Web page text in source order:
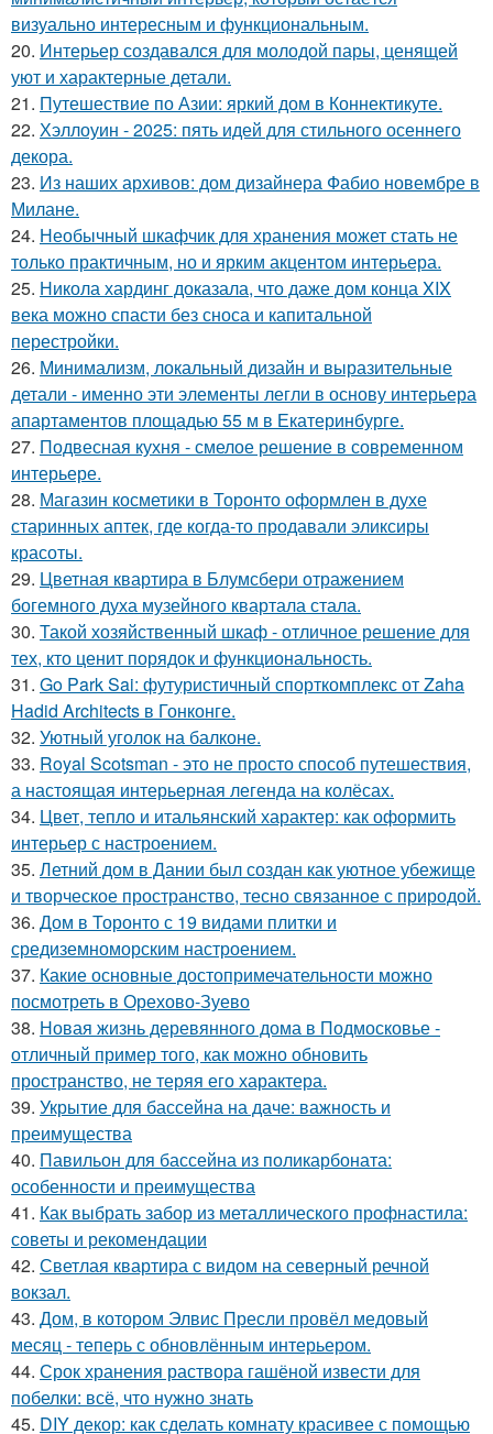
визуально интересным и функциональным.
20. Интерьер создавался для молодой пары, ценящей
уют и характерные детали.
21. Путешествие по Азии: яркий дом в Коннектикуте.
22. Хэллоуин - 2025: пять идей для стильного осеннего
декора.
23. Из наших архивов: дом дизайнера Фабио новембре в
Милане.
24. Необычный шкафчик для хранения может стать не
только практичным, но и ярким акцентом интерьера.
25. Никола хардинг доказала, что даже дом конца XIX
века можно спасти без сноса и капитальной
перестройки.
26. Минимализм, локальный дизайн и выразительные
детали - именно эти элементы легли в основу интерьера
апартаментов площадью 55 м в Екатеринбурге.
27. Подвесная кухня - смелое решение в современном
интерьере.
28. Магазин косметики в Торонто оформлен в духе
старинных аптек, где когда-то продавали эликсиры
красоты.
29. Цветная квартира в Блумсбери отражением
богемного духа музейного квартала стала.
30. Такой хозяйственный шкаф - отличное решение для
тех, кто ценит порядок и функциональность.
31. Go Park Sai: футуристичный спорткомплекс от Zaha
Hadid Architects в Гонконге.
32. Уютный уголок на балконе.
33. Royal Scotsman - это не просто способ путешествия,
а настоящая интерьерная легенда на колёсах.
34. Цвет, тепло и итальянский характер: как оформить
интерьер с настроением.
35. Летний дом в Дании был создан как уютное убежище
и творческое пространство, тесно связанное с природой.
36. Дом в Торонто с 19 видами плитки и
средиземноморским настроением.
37. Какие основные достопримечательности можно
посмотреть в Орехово-Зуево
38. Новая жизнь деревянного дома в Подмосковье -
отличный пример того, как можно обновить
пространство, не теряя его характера.
39. Укрытие для бассейна на даче: важность и
преимущества
40. Павильон для бассейна из поликарбоната:
особенности и преимущества
41. Как выбрать забор из металлического профнастила:
советы и рекомендации
42. Светлая квартира с видом на северный речной
вокзал.
43. Дом, в котором Элвис Пресли провёл медовый
месяц - теперь с обновлённым интерьером.
44. Срок хранения раствора гашёной извести для
побелки: всё, что нужно знать
45. DIY декор: как сделать комнату красивее с помощью